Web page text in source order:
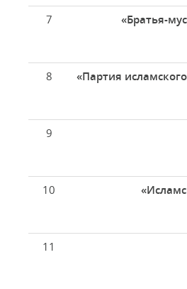
7
«Братья-
8
«Партия
9
10
11